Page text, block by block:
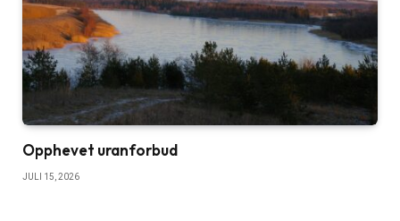
Opphevet uranforbud
JULI 15, 2026